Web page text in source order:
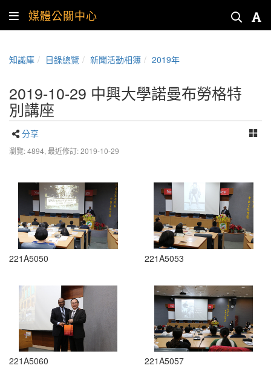
媒體公關中心
知識庫 目錄總覽 新聞活動相簿 2019年
2019-10-29 中興大學諾曼布勞格特
別講座
分享
瀏覽: 4894, 最近修訂: 2019-10-29
221A5050 221A5053
221A5060 221A5057